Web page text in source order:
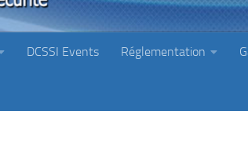
DCSSI Events Réglementation